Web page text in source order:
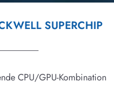
SUPERCHIP
CPU/GPU-Kombination